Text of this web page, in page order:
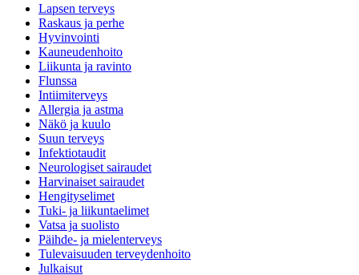
Lapsen terveys
Raskaus ja perhe
Hyvinvointi
Kauneudenhoito
Liikunta ja ravinto
Flunssa
Intiimiterveys
Allergia ja astma
Näkö ja kuulo
Suun terveys
Infektiotaudit
Neurologiset sairaudet
Harvinaiset sairaudet
Hengityselimet
Tuki- ja liikuntaelimet
Vatsa ja suolisto
Päihde- ja mielenterveys
Tulevaisuuden terveydenhoito
Julkaisut